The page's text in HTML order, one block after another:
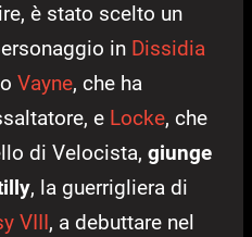
è stato scelto un
in Dissidia
Vayne, che ha
e Locke, che
di Velocista, giunge
, la guerrigliera di
VIII, a debuttare nel